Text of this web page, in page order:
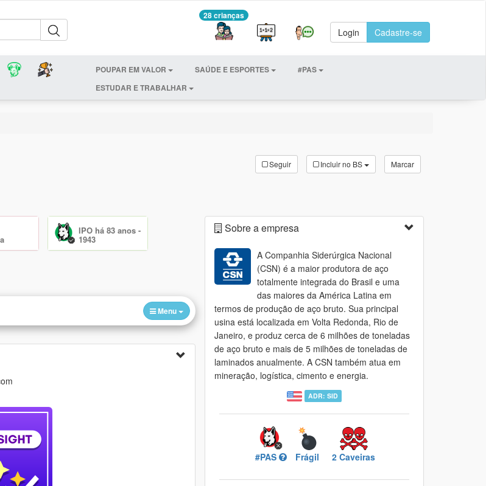
28 crianças
Login Cadastre-se
POUPAR EM VALOR SAÚDE E ESPORTES
#PAS
ESTUDAR E TRABALHAR
Seguir Incluir no BS Marcar
IPO há 83 anos -
1943
Menu
Sobre a empresa
A Companhia Siderúrgica Nacional
(CSN) é a maior produtora de aço
totalmente integrada do Brasil e uma
das maiores da América Latina em
termos de produção de aço bruto. Sua principal
usina está localizada em Volta Redonda, Rio de
Janeiro, e produz cerca de 6 milhões de toneladas
de aço bruto e mais de 5 milhões de toneladas de
laminados anualmente. A CSN também atua em
mineração, logística, cimento e energia.
ADR: SID
#PAS Frágil 2 Caveiras